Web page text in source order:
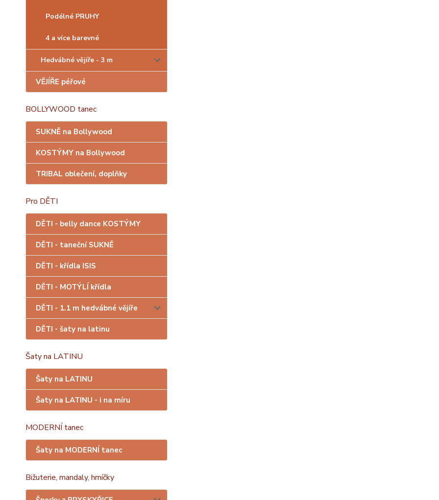
Podélné PRUHY
4 a více barevné
Hedvábné vějíře - 3 m
VĚJÍŘE péřové
BOLLYWOOD tanec
SUKNĚ na Bollywood
KOSTÝMY na Bollywood
TRIBAL oblečení, doplňky
Pro DĚTI
DĚTI - belly dance KOSTÝMY
DĚTI - taneční SUKNĚ
DĚTI - křídla ISIS
DĚTI - MOTÝLÍ křídla
DĚTI - 1.1 m hedvábné vějíře
DĚTI - šaty na latinu
Šaty na LATINU
Šaty na LATINU
Šaty na LATINU - i na míru
MODERNÍ tanec
Šaty na MODERNÍ tanec
Bižuterie, mandaly, hrníčky